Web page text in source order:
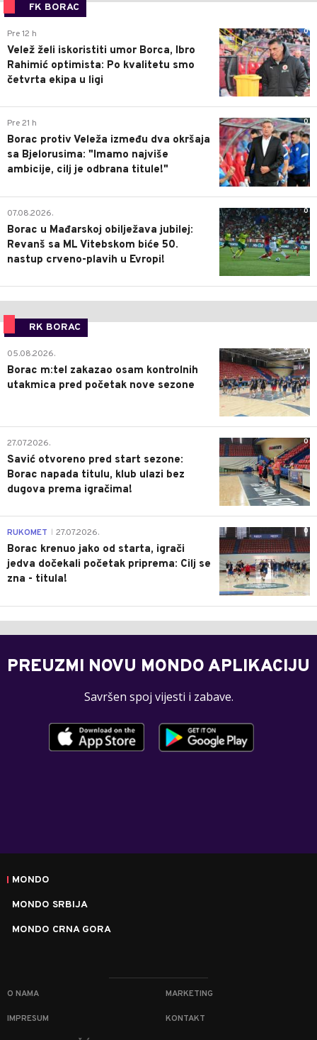
FK BORAC
0
Pre 12 h
Velež želi iskoristiti umor Borca, Ibro
Rahimić optimista: Po kvalitetu smo
četvrta ekipa u ligi
0
Pre 21 h
Borac protiv Veleža između dva okršaja
sa Bjelorusima: "Imamo najviše
ambicije, cilj je odbrana titule!"
0
07.08.2026.
Borac u Mađarskoj obilježava jubilej:
Revanš sa ML Vitebskom biće 50.
nastup crveno-plavih u Evropi!
RK BORAC
0
05.08.2026.
Borac m:tel zakazao osam kontrolnih
utakmica pred početak nove sezone
0
27.07.2026.
Savić otvoreno pred start sezone:
Borac napada titulu, klub ulazi bez
dugova prema igračima!
0
RUKOMET 27.07.2026.
Borac krenuo jako od starta, igrači
jedva dočekali početak priprema: Cilj se
zna - titula!
PREUZMI NOVU MONDO APLIKACIJU
Savršen spoj vijesti i zabave.
MONDO
MONDO SRBIJA
MONDO CRNA GORA
O NAMA MARKETING
IMPRESUM KONTAKT